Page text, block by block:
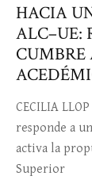
HACIA
ALC–UE:
CECILIA
responde a
activa la
Superior